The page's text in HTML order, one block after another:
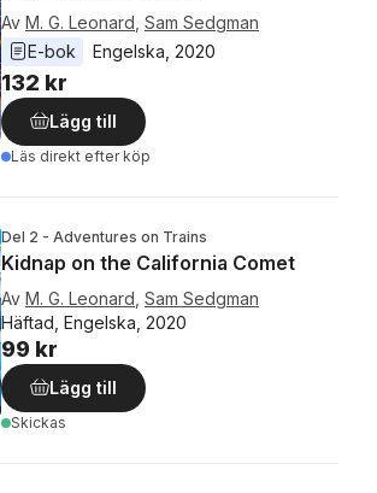
Av M. G. Leonard Sam Sedgman
E-bok
Engelska 2020
132 kr
Lägg till
Läs direkt efter köp
Del 2 - Adventures on Trains
Kidnap on the California Comet
Av M. G. Leonard Sam Sedgman
Häftad, Engelska, 2020
99 kr
Lägg till
Skickas